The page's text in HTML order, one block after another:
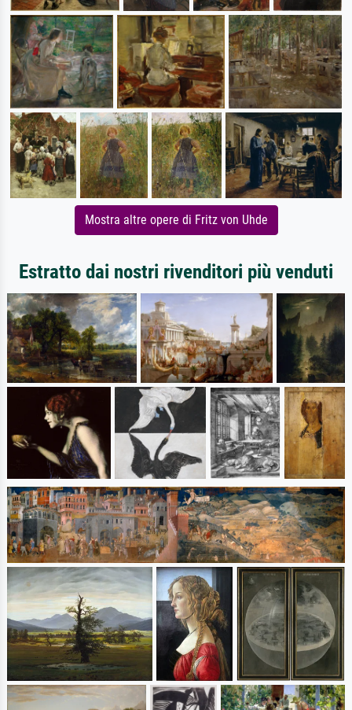
Mostra altre opere di Fritz von Uhde
Estratto dai nostri rivenditori più venduti